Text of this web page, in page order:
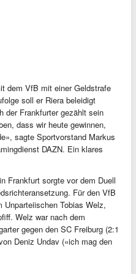
dem VfB mit einer Geldstrafe
soll er Riera beleidigt
der Frankfurter gezählt sein
dass wir heute gewinnen,
sagte Sportvorstand Markus
DAZN. Ein klares
Frankfurt sorgte vor dem Duell
Für den VfB
Tobias Welz,
Welz war nach dem
gegen den SC Freiburg (2:1
Deniz Undav («ich mag den